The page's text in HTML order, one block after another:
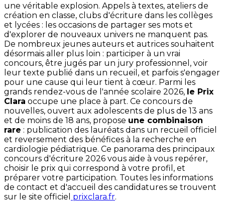
une véritable explosion. Appels à textes, ateliers de
création en classe, clubs d'écriture dans les collèges
et lycées : les occasions de partager ses mots et
d'explorer de nouveaux univers ne manquent pas.
De nombreux jeunes auteurs et autrices souhaitent
désormais aller plus loin : participer à un vrai
concours, être jugés par un jury professionnel, voir
leur texte publié dans un recueil, et parfois s'engager
pour une cause qui leur tient à cœur. Parmi les
grands rendez-vous de l'année scolaire 2026, le Prix
Clara occupe une place à part. Ce concours de
nouvelles, ouvert aux adolescents de plus de 13 ans
et de moins de 18 ans, propose une combinaison
rare : publication des lauréats dans un recueil officiel
et reversement des bénéfices à la recherche en
cardiologie pédiatrique. Ce panorama des principaux
concours d'écriture 2026 vous aide à vous repérer,
choisir le prix qui correspond à votre profil, et
préparer votre participation. Toutes les informations
de contact et d'accueil des candidatures se trouvent
sur le site officiel prixclara.fr.